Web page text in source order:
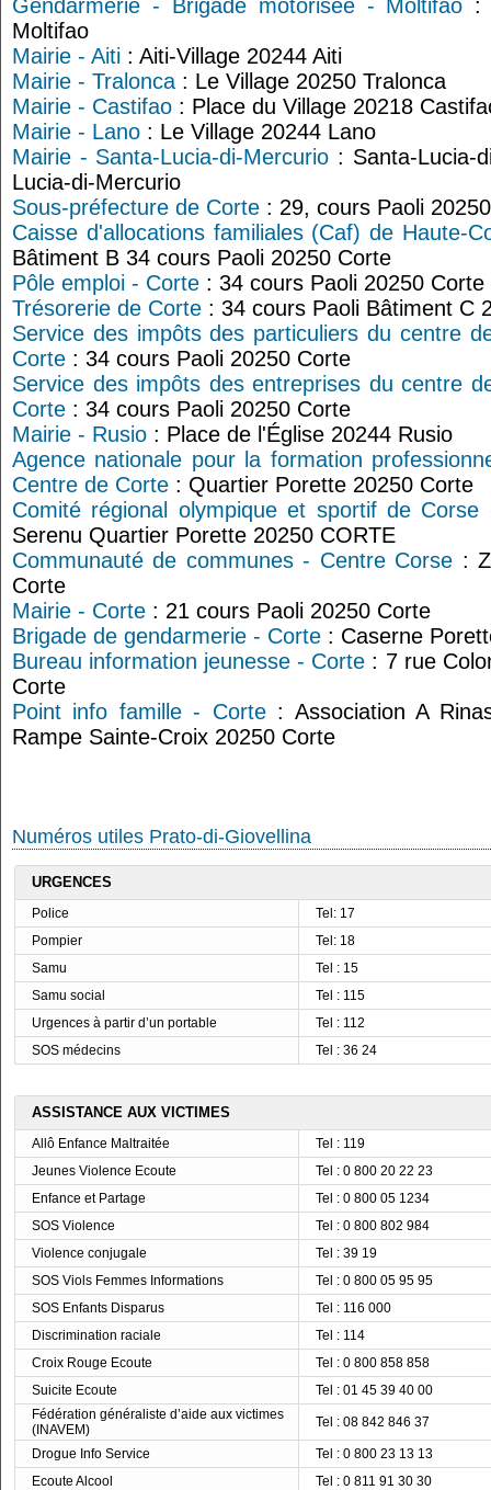
Gendarmerie - Brigade motorisée - Moltifao :
Moltifao
Mairie - Aiti : Aiti-Village 20244 Aiti
Mairie - Tralonca : Le Village 20250 Tralonca
Mairie - Castifao : Place du Village 20218
Mairie - Lano : Le Village 20244 Lano
Mairie - Santa-Lucia-di-Mercurio : Santa-Lucia-
Lucia-di-Mercurio
Sous-préfecture de Corte : 29, cours Paoli
Caisse d'allocations familiales (Caf) de Haute-
Bâtiment B 34 cours Paoli 20250 Corte
Pôle emploi - Corte : 34 cours Paoli 20250 Corte
Trésorerie de Corte : 34 cours Paoli Bâtiment C
Service des impôts des particuliers du centre
Corte : 34 cours Paoli 20250 Corte
Service des impôts des entreprises du centre
Corte : 34 cours Paoli 20250 Corte
Mairie - Rusio : Place de l'Église 20244 Rusio
Agence nationale pour la formation
Centre de Corte : Quartier Porette 20250 Corte
Comité régional olympique et sportif de
Serenu Quartier Porette 20250 CORTE
Communauté de communes - Centre Corse :
Corte
Mairie - Corte : 21 cours Paoli 20250 Corte
Brigade de gendarmerie - Corte : Caserne
Bureau information jeunesse - Corte : 7 rue
Corte
Point info famille - Corte: Association A
Rampe Sainte-Croix 20250 Corte
Numéros utiles Prato-di-Giovellina
URGENCES
Police
Tel: 17
Pompier
Tel: 18
Samu
Tel : 15
Samu social
Tel : 115
Urgences à partir d’un portable
Tel : 112
SOS médecins
Tel : 36 24
ASSISTANCE AUX VICTIMES
Allô Enfance Maltraitée
Tel : 119
Jeunes Violence Ecoute
Tel : 0 800 20 22 23
Enfance et Partage
Tel : 0 800 05 1234
SOS Violence
Tel : 0 800 802 984
Violence conjugale
Tel : 39 19
SOS Viols Femmes Informations
Tel : 0 800 05 95 95
SOS Enfants Disparus
Tel : 116 000
Discrimination raciale
Tel : 114
Croix Rouge Ecoute
Tel : 0 800 858 858
Suicite Ecoute
Tel : 01 45 39 40 00
Fédération généraliste d’aide aux victimes
(INAVEM)
Tel : 08 842 846 37
Drogue Info Service
Tel : 0 800 23 13 13
Ecoute Alcool
Tel : 0 811 91 30 30